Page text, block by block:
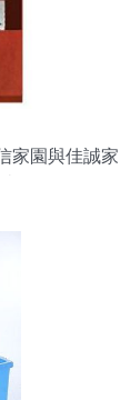
家園與佳誠家